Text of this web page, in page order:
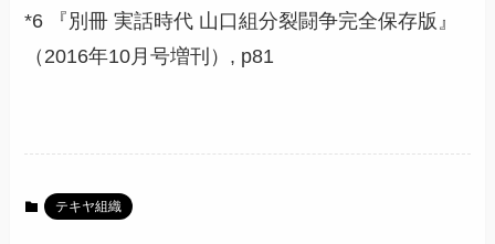
*6 『別冊 実話時代 山口組分裂闘争完全保存版』
（2016年10月号増刊）, p81
テキヤ組織